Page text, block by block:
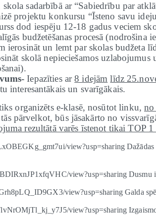
skola sadarbībā ar “Sabiedrību par
projektu konkursu “Īsteno savu
dod iespēju 12-18 gadus veciem
budžetēšanas procesā (nodrošina
ierosināt un lemt par skolas budžeta
skolā nepieciešamos uzlabojumus
Iepazīties ar8 idejām līdz
interesantākais un svarīgākais.
organizēts e-klasē, nosūtot linku,
pārvelkot, būs jāsakārto no
rezultātā varēs īstenot tikai TOP
view?usp=sharing Dažādas
view?usp=sharing Dusmu
view?usp=sharing Galda
view?usp=sharing